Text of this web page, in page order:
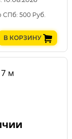
СПб: 500 Руб.
В КОРЗИНУ
м